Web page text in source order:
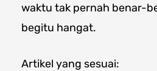
waktu tak pernah benar-
begitu hangat.
Artikel yang sesuai: